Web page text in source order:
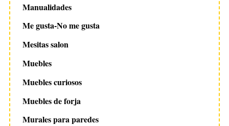
Manualidades
Me gusta-No me gusta
Mesitas salon
Muebles
Muebles curiosos
Muebles de forja
Murales para paredes